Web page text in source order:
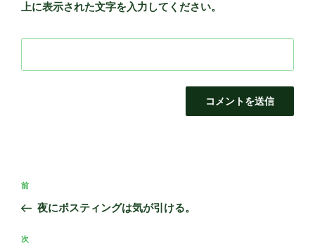
上に表示された文字を入力してください。
投
ナ
ビ
前
の
稿
前
夜にポスティングは気が引ける。
次
次